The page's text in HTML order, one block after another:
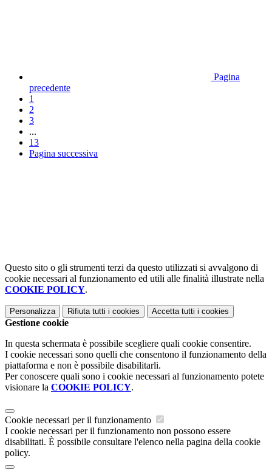
Pagina
precedente
1
2
3
...
13
Pagina successiva
Questo sito o gli strumenti terzi da questo utilizzati si avvalgono di
cookie necessari al funzionamento ed utili alle finalità illustrate nella
COOKIE POLICY.
Personalizza Rifiuta tutti i cookies Accetta tutti i cookies
Gestione cookie
In questa schermata è possibile scegliere quali cookie consentire.
I cookie necessari sono quelli che consentono il funzionamento della
piattaforma e non è possibile disabilitarli.
Per conoscere quali sono i cookie necessari al funzionamento potete
visionare la COOKIE POLICY.
Cookie necessari per il funzionamento
I cookie necessari per il funzionamento non possono essere
disabilitati. È possibile consultare l'elenco nella pagina della cookie
policy.